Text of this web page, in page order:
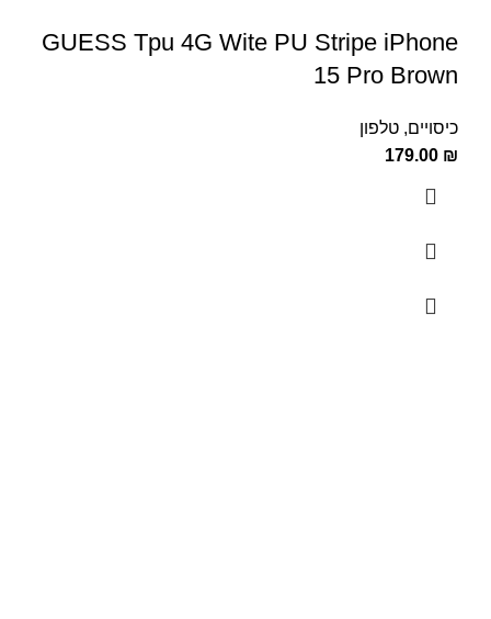
GUESS Tpu 4G Wite PU Stripe iPhone
15 Pro Brown
כיסויים, טלפון
179.00 ₪